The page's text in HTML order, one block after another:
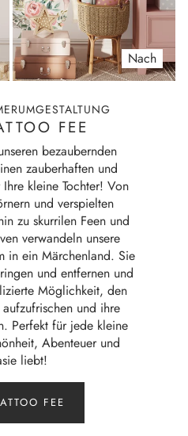
Nach
FEE
bezaubernden
zauberhaften und
kleine Tochter! Von
und verspielten
zu skurrilen Feen und
verwandeln unsere
in ein Märchenland. Sie
und entfernen und
Möglichkeit, den
aufzufrischen und ihre
Perfekt für jede kleine
Abenteuer und
liebt!
FEE